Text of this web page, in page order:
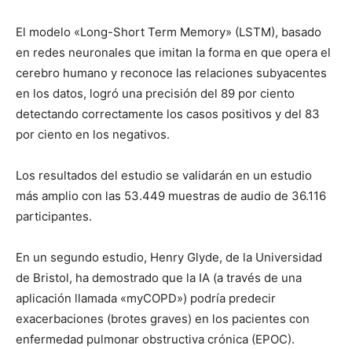
El modelo «Long-Short Term Memory» (LSTM), basado
en redes neuronales que imitan la forma en que opera el
cerebro humano y reconoce las relaciones subyacentes
en los datos, logró una precisión del 89 por ciento
detectando correctamente los casos positivos y del 83
por ciento en los negativos.
Los resultados del estudio se validarán en un estudio
más amplio con las 53.449 muestras de audio de 36.116
participantes.
En un segundo estudio, Henry Glyde, de la Universidad
de Bristol, ha demostrado que la IA (a través de una
aplicación llamada «myCOPD») podría predecir
exacerbaciones (brotes graves) en los pacientes con
enfermedad pulmonar obstructiva crónica (EPOC).